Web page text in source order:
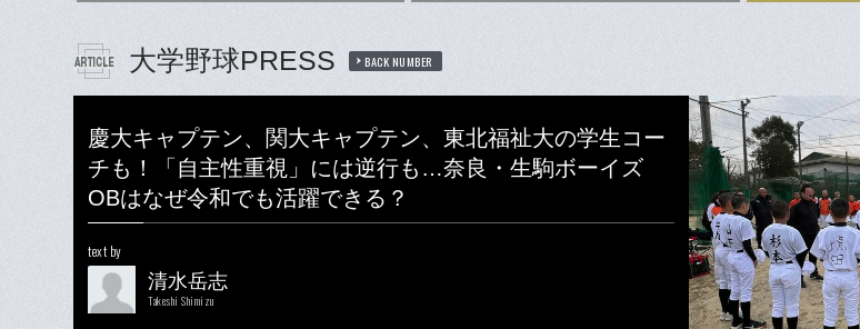
大学野球PRESS BACK NUMBER
慶大キャプテン、関大キャプテン、東北福祉大の学生コー
チも！「自主性重視」には逆行も…奈良・生駒ボーイズ
OBはなぜ令和でも活躍できる？
text by
清水岳志
Takeshi Shimizu